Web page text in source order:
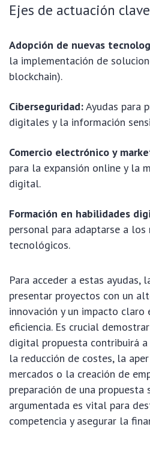
Ejes de actuación
Adopción de nuevas
la implementación de
blockchain).
Ciberseguridad:Ayudas para
digitales y la información
Comercio electrónico y
para la expansión online y la
digital.
Formación en habilidades
personal para adaptarse a los
tecnológicos.
Para acceder a estas ayudas,
presentar proyectos con un
innovación y un impacto
eficiencia. Es crucial
digital propuesta contribuirá
la reducción de costes, la
mercados o la creación de
preparación de una propuesta
argumentada es vital para
competencia y asegurar la